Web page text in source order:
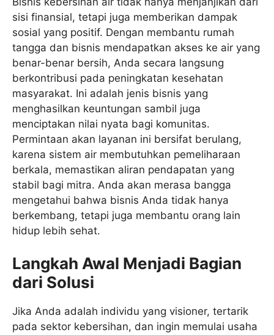
sisi finansial, tetapi juga memberikan dampak
sosial yang positif. Dengan membantu rumah
tangga dan bisnis mendapatkan akses ke air yang
benar-benar bersih, Anda secara langsung
berkontribusi pada peningkatan kesehatan
masyarakat. Ini adalah jenis bisnis yang
menghasilkan keuntungan sambil juga
menciptakan nilai nyata bagi komunitas.
Permintaan akan layanan ini bersifat berulang,
karena sistem air membutuhkan pemeliharaan
berkala, memastikan aliran pendapatan yang
stabil bagi mitra. Anda akan merasa bangga
mengetahui bahwa bisnis Anda tidak hanya
berkembang, tetapi juga membantu orang lain
hidup lebih sehat.
Langkah Awal Menjadi Bagian
dari Solusi
Jika Anda adalah individu yang visioner, tertarik
pada sektor kebersihan, dan ingin memulai usaha